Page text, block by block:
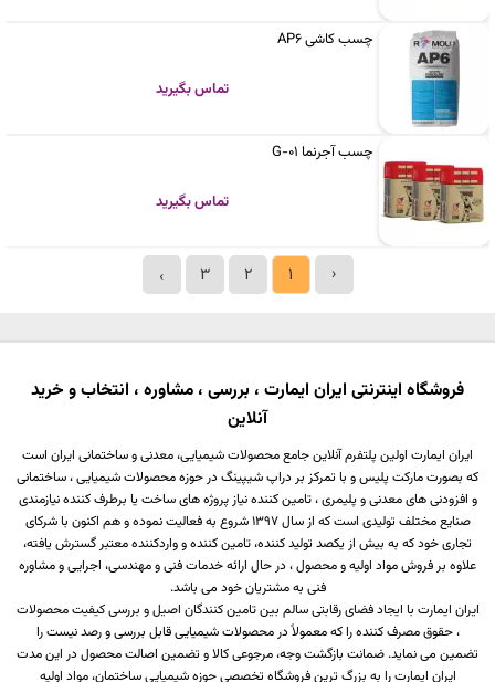
چسب کاشی AP6
تماس بگیرید
چسب آجرنما G-01
تماس بگیرید
‹
1
2
3
›
فروشگاه اینترنتی ایران ایمارت ، بررسی ، مشاوره ، انتخاب و خرید
آنلاین
ایران ایمارت اولین پلتفرم آنلاین جامع محصولات شیمیایی، معدنی و ساختمانی ایران است
که بصورت مارکت پلیس و با تمرکز بر دراپ شیپینگ در حوزه محصولات شیمیایی ، ساختمانی
و افزودنی های معدنی و پلیمری ، تامین کننده نیاز پروژه های ساخت یا برطرف کننده نیازمندی
صنایع مختلف تولیدی است که از سال 1397 شروع به فعالیت نموده و هم اکنون با شرکای
تجاری خود که به بیش از یکصد تولید کننده، تامین کننده و واردکننده معتبر گسترش یافته،
علاوه بر فروش مواد اولیه و محصول ، در حال ارائه خدمات فنی و مهندسی، اجرایی و مشاوره
فنی به مشتریان خود می باشد.
ایران ایمارت با ایجاد فضای رقابتی سالم بین تامین کنندگان اصیل و بررسی کیفیت محصولات
، حقوق مصرف کننده را که معمولاً در محصولات شیمیایی قابل بررسی و رصد نیست را
تضمین می نماید. ضمانت بازگشت وجه، مرجوعی کالا و تضمین اصالت محصول در این مدت
ایران ایمارت را به بزرگ ترین فروشگاه تخصصی حوزه شیمیایی ساختمان، مواد اولیه